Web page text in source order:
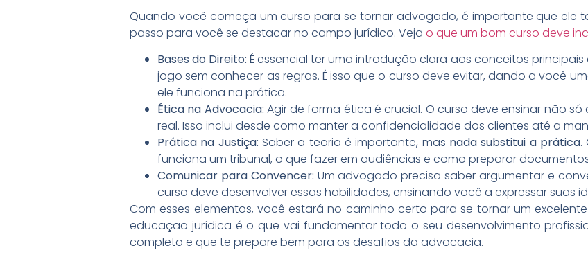
Quando você começa um curso para se tornar advogado, é importante que ele
passo para você se destacar no campo jurídico. Veja o que um bom curso deve
Bases do Direito: É essencial ter uma introdução clara aos conceitos
jogo sem conhecer as regras. É isso que o curso deve evitar, dando a você
ele funciona na prática.
Ética na Advocacia: Agir de forma ética é crucial. O curso deve ensinar não
real. Isso inclui desde como manter a confidencialidade dos clientes até a
Prática na Justiça: Saber a teoria é importante, mas nada substitui a prática.
funciona um tribunal, o que fazer em audiências e como preparar
Comunicar para Convencer: Um advogado precisa saber argumentar e
curso deve desenvolver essas habilidades, ensinando você a expressar suas
Com esses elementos, você estará no caminho certo para se tornar um
educação jurídica é o que vai fundamentar todo o seu desenvolvimento
completo e que te prepare bem para os desafios da advocacia.